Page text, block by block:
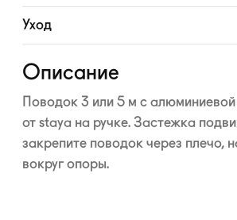
Развернуть
Уход
Развернуть
Описание
Поводок 3 или 5 м с
от staya на ручке. Застежка
закрепите поводок через плечо,
вокруг опоры.